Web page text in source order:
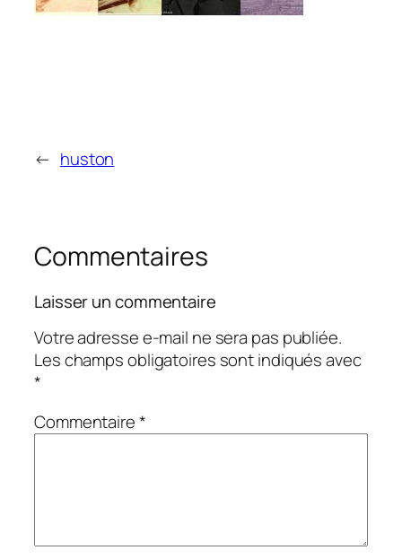
← huston
Commentaires
Laisser un commentaire
Votre adresse e-mail ne sera pas publiée.
Les champs obligatoires sont indiqués avec
*
Commentaire*